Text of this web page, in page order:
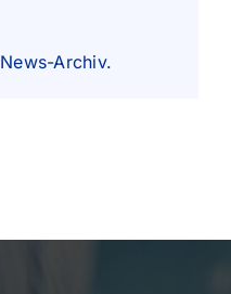
News-Archiv.